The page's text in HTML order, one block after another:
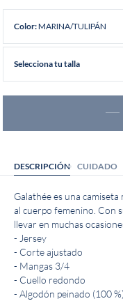
Color:MARINA/TULIPÁN
Selecciona tu talla
DESCRIPCIÓN CUIDADO
Galathée es una
al cuerpo femenino. Con
llevar en muchas
- Jersey
- Corte ajustado
- Mangas 3/4
- Cuello redondo
- Algodón peinado (100 %)